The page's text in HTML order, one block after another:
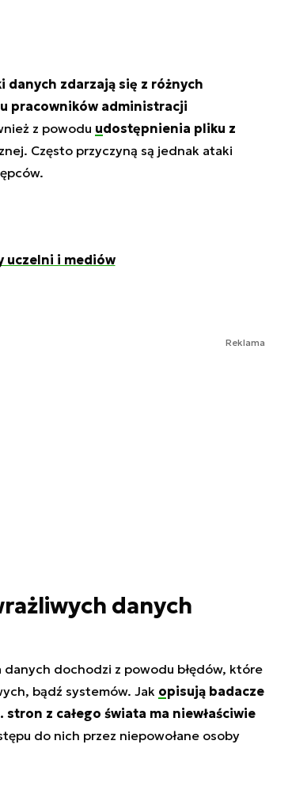
danych zdarzają się z różnych
pracowników administracji
z powodu udostępnienia pliku z
Często przyczyną są jednak ataki
uczelni i mediów
Reklama
danych
dochodzi z powodu błędów, które
bądź systemów. Jak opisują badacze
stron z całego świata ma niewłaściwie
do nich przez niepowołane osoby